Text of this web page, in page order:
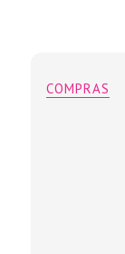
COMPRAS